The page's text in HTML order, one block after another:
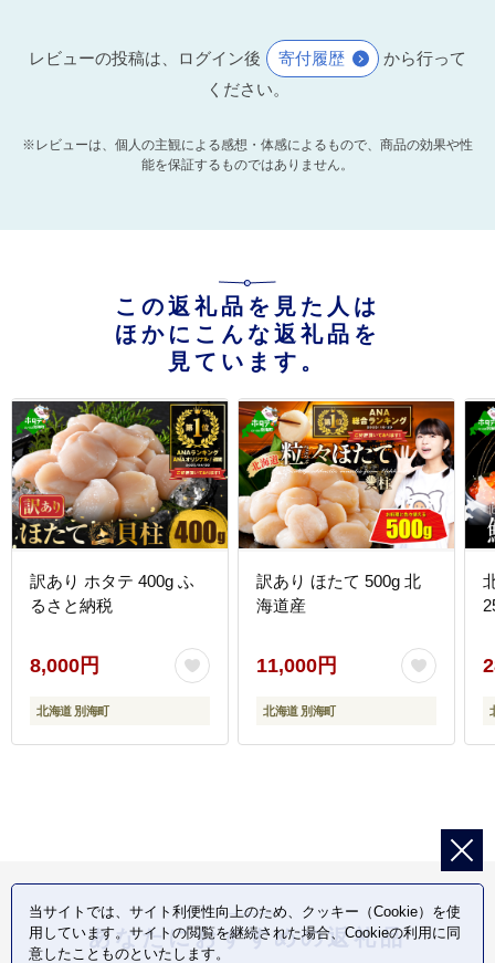
レビューの投稿は、ログイン後 寄付履歴
から行って
ください。
※レビューは、個人の主観による感想・体感によるもので、商品の効果や性
能を保証するものではありません。
この返礼品を見た人は
ほかにこんな返礼品を
見ています。
訳あり ホタテ 400g ふ
るさと納税
8,000円
北海道 別海町
訳あり ほたて 500g 北
海道産
11,000円
北海道 別海町
あなたにおすすめの返礼品
当サイトでは、サイト利便性向上のため、クッキー（Cookie）を使
用しています。サイトの閲覧を継続された場合、Cookieの利用に同
意したことものといたします。